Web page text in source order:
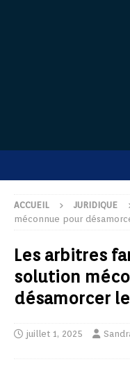
ACCUEIL JURIDIQUE
méconnue pour
Les arbitres
solution
désamorcer
juillet 1, 2025